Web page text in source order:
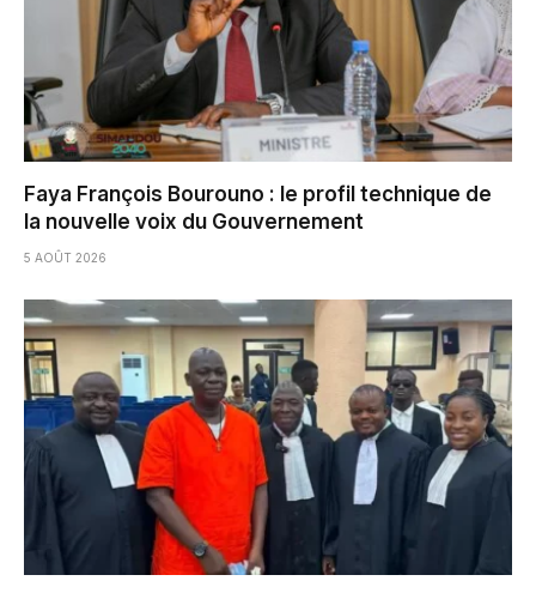
Faya François Bourouno : le profil technique de
la nouvelle voix du Gouvernement
5 AOÛT 2026